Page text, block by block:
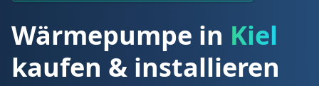
Wärmepumpe in Kiel
kaufen & installieren